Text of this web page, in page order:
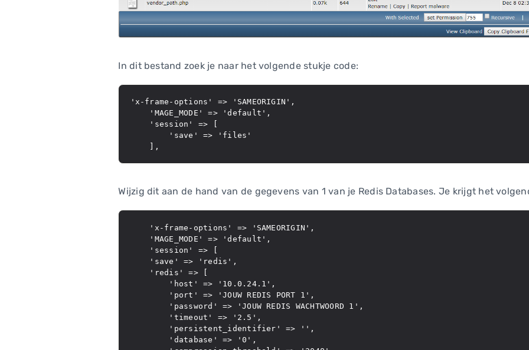
In dit bestand zoek je naar het volgende stukje code:
'x-frame-options' => 'SAMEORIGIN',
    'MAGE_MODE' => 'default',
    'session' => [
        'save' => 'files'
Wijzig dit aan de hand van de gegevens van 1 van je Redis Databases. Je krijgt het
    'x-frame-options' => 'SAMEORIGIN',
    'MAGE_MODE' => 'default',
    'session' => [
    'save' => 'redis',
    'redis' => [
        'host' => '10.0.24.1',
        'port' => 'JOUW REDIS PORT 1',
        'password' => 'JOUW REDIS WACHTWOORD 1',
        'timeout' => '2.5',
        'persistent_identifier' => '',
        'database' => '0',